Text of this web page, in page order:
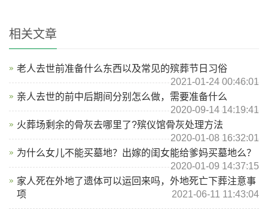
相关文章
老人去世前准备什么东西以及常见的殡葬节日习俗
2021-01-24 00:46:01
亲人去世的前中后期间分别怎么做，需要准备什么
2020-09-14 14:19:41
火葬场剩余的骨灰去哪里了?殡仪馆骨灰处理方法
2020-01-08 16:32:01
为什么女儿不能买墓地？出嫁的闺女能给爹妈买墓地么？
2020-01-09 14:37:15
家人死在外地了遗体可以运回来吗，外地死亡下葬注意事
项
2021-06-11 11:43:04